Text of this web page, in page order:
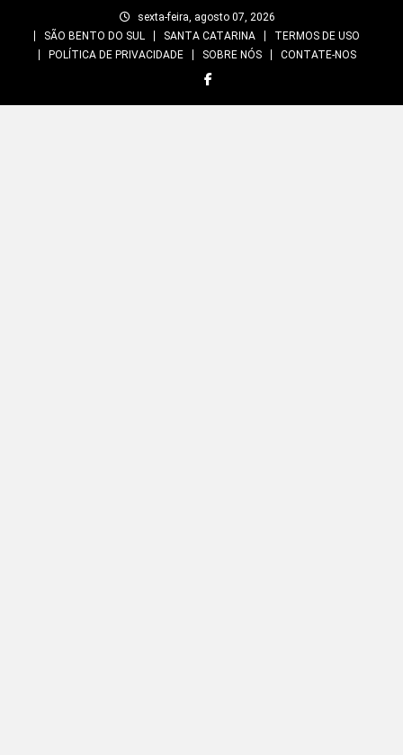
sexta-feira, agosto 07, 2026
SÃO BENTO DO SUL
SANTA CATARINA
TERMOS DE USO
POLÍTICA DE PRIVACIDADE
SOBRE NÓS CONTATE-NOS